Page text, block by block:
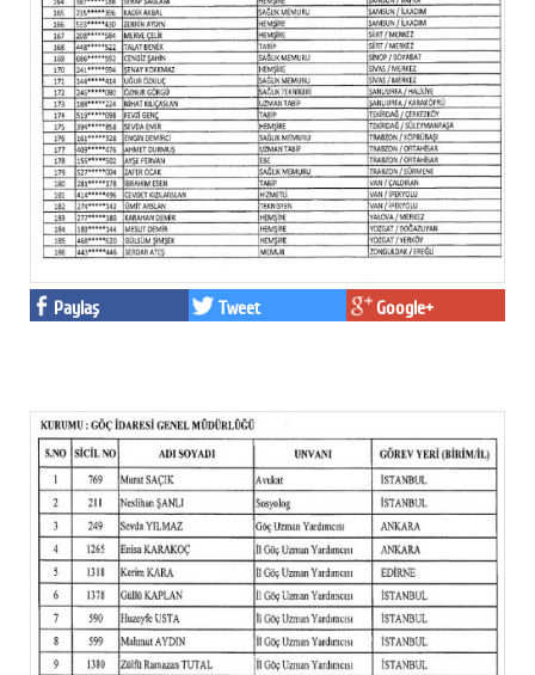
Paylaş Tweet Google+